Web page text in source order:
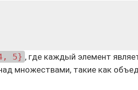
5} , где каждый элемент
множествами, такие как